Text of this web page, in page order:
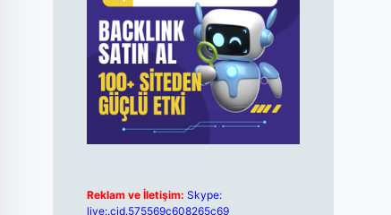
Reklam ve İletişim: Skype:
live:.cid.575569c608265c69